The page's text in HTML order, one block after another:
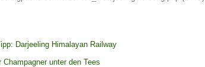
Darjeeling Himalayan Railway
Champagner unter den Tees